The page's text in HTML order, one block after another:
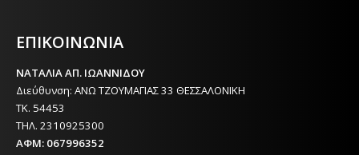
ΕΠΙΚΟΙΝΩΝΙΑ
ΝΑΤΑΛΙΑ ΑΠ. ΙΩΑΝΝΙΔΟΥ
Διεύθυνση: ΑΝΩ ΤΖΟΥΜΑΓΙΑΣ 33 ΘΕΣΣΑΛΟΝΙΚΗ
ΤΚ. 54453
ΤΗΛ. 2310925300
ΑΦΜ: 067996352